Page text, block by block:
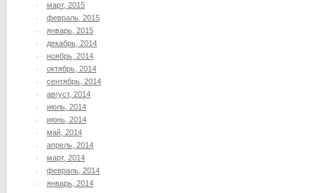
март, 2015
февраль, 2015
январь, 2015
декабрь, 2014
ноябрь, 2014
октябрь, 2014
сентябрь, 2014
август, 2014
июль, 2014
июнь, 2014
май, 2014
апрель, 2014
март, 2014
февраль, 2014
январь, 2014